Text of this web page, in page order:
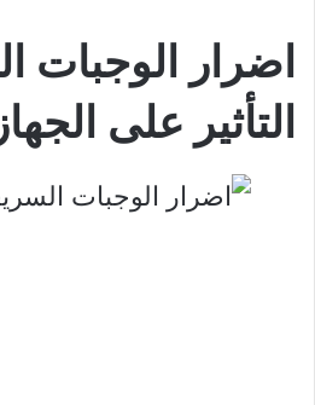
اضرار الوجبات
التأثير على